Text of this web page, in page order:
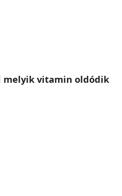
melyik vitamin oldódik